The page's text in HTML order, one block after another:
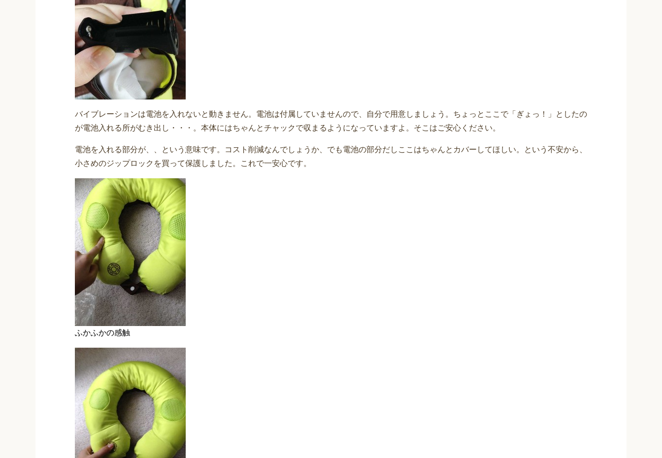
バイブレーションは電池を入れないと動きません。電池は付属していませんので、自分で用意しましょう。ちょっとここで「ぎょっ！」としたの
が電池入れる所がむき出し・・・。本体にはちゃんとチャックで収まるようになっていますよ。そこはご安心ください。
電池を入れる部分が、、という意味です。コスト削減なんでしょうか、でも電池の部分だしここはちゃんとカバーしてほしい。という不安から、
小さめのジップロックを買って保護しました。これで一安心です。
ふかふかの感触